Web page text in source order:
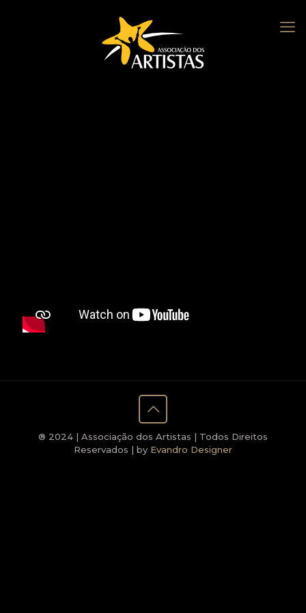
® 2024 | Associação dos Artistas | Todos Direitos
Reservados | by Evandro Designer